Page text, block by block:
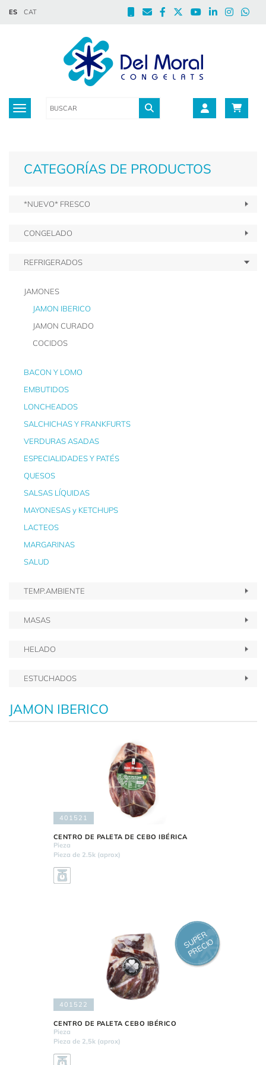
ES CAT
Toggle navigation
CATEGORÍAS DE PRODUCTOS
*NUEVO* FRESCO
CONGELADO
REFRIGERADOS
JAMONES
JAMON IBERICO
JAMON CURADO
COCIDOS
BACON Y LOMO
EMBUTIDOS
LONCHEADOS
SALCHICHAS Y FRANKFURTS
VERDURAS ASADAS
ESPECIALIDADES Y PATÉS
QUESOS
SALSAS LÍQUIDAS
MAYONESAS y KETCHUPS
LACTEOS
MARGARINAS
SALUD
TEMP.AMBIENTE
MASAS
HELADO
ESTUCHADOS
JAMON IBERICO
401521
CENTRO DE PALETA DE CEBO IBÉRICA
Pieza
Pieza de 2.5k (aprox)
401522
S
U
P
E
R
P
R
E
CI
O
CENTRO DE PALETA CEBO IBÉRICO
Pieza
Pieza de 2,5k (aprox)